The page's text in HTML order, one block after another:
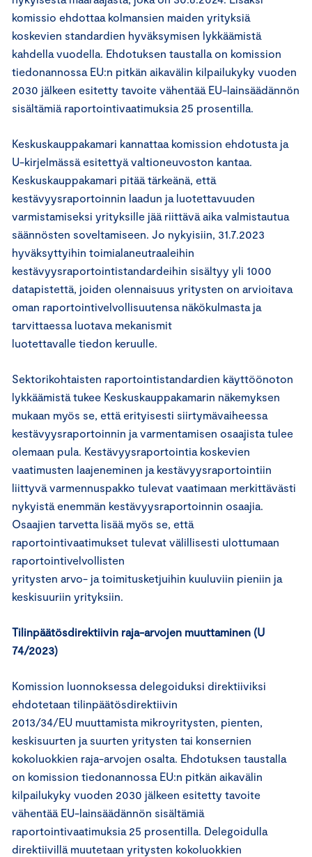
komissio ehdottaa kolmansien maiden yrityksiä
koskevien standardien hyväksymisen lykkäämistä
kahdella vuodella. Ehdotuksen taustalla on komission
tiedonannossa EU:n pitkän aikavälin kilpailukyky vuoden
2030 jälkeen esitetty tavoite vähentää EU-lainsäädännön
sisältämiä raportointivaatimuksia 25 prosentilla.
Keskuskauppakamari kannattaa komission ehdotusta ja
U-kirjelmässä esitettyä valtioneuvoston kantaa.
Keskuskauppakamari pitää tärkeänä, että
kestävyysraportoinnin laadun ja luotettavuuden
varmistamiseksi yrityksille jää riittävä aika valmistautua
säännösten soveltamiseen. Jo nykyisiin, 31.7.2023
hyväksyttyihin toimialaneutraaleihin
kestävyysraportointistandardeihin sisältyy yli 1000
datapistettä, joiden olennaisuus yritysten on arvioitava
oman raportointivelvollisuutensa näkökulmasta ja
tarvittaessa luotava mekanismit
luotettavalle tiedon keruulle.
Sektorikohtaisten raportointistandardien käyttöönoton
lykkäämistä tukee Keskuskauppakamarin näkemyksen
mukaan myös se, että erityisesti siirtymävaiheessa
kestävyysraportoinnin ja varmentamisen osaajista tulee
olemaan pula. Kestävyysraportointia koskevien
vaatimusten laajeneminen ja kestävyysraportointiin
liittyvä varmennuspakko tulevat vaatimaan merkittävästi
nykyistä enemmän kestävyysraportoinnin osaajia.
Osaajien tarvetta lisää myös se, että
raportointivaatimukset tulevat välillisesti ulottumaan
raportointivelvollisten
yritysten arvo- ja toimitusketjuihin kuuluviin pieniin ja
keskisuuriin yrityksiin.
Tilinpäätösdirektiivin raja-arvojen muuttaminen (U
74/2023)
Komission luonnoksessa delegoiduksi direktiiviksi
ehdotetaan tilinpäätösdirektiivin
2013/34/EU muuttamista mikroyritysten, pienten,
keskisuurten ja suurten yritysten tai konsernien
kokoluokkien raja-arvojen osalta. Ehdotuksen taustalla
on komission tiedonannossa EU:n pitkän aikavälin
kilpailukyky vuoden 2030 jälkeen esitetty tavoite
vähentää EU-lainsäädännön sisältämiä
raportointivaatimuksia 25 prosentilla. Delegoidulla
direktiivillä muutetaan yritysten kokoluokkien